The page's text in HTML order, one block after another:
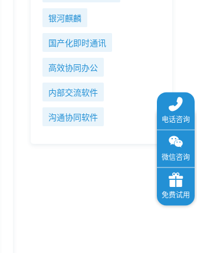
银河麒麟
国产化即时通讯
高效协同办公
内部交流软件
沟通协同软件